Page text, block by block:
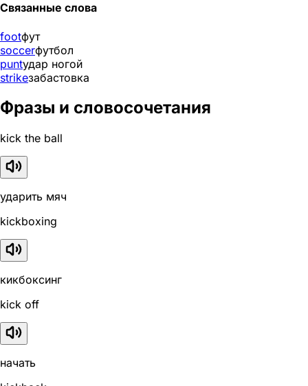
Связанные слова
footфут
soccerфутбол
puntудар ногой
strikeзабастовка
Фразы и словосочетания
kick the ball
ударить мяч
kickboxing
кикбоксинг
kick off
начать